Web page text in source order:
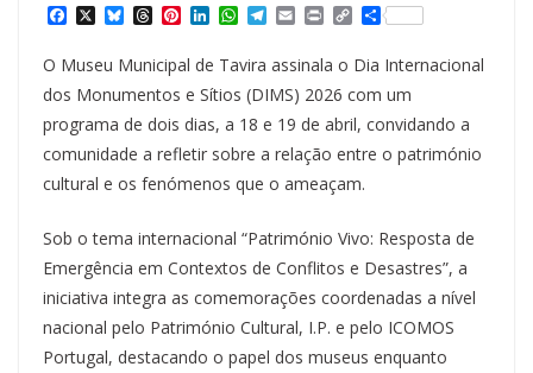
a
c
e
b
o
o
k
X B
u
e
s
k
y
T
h
r
e
a
d
s
P
n
t
e
r
e
s
t
L
n
k
e
d
I
n
W
h
t
s
A
p
p
T
e
e
g
r
a
m
E
m
a
i
l
P
n
t
C
o
p
y
L
i
n
k
S
h
a
r
e
O Museu Municipal de Tavira assinala o Dia Internacional
dos Monumentos e Sítios (DIMS) 2026 com um
programa de dois dias, a 18 e 19 de abril, convidando a
comunidade a refletir sobre a relação entre o património
cultural e os fenómenos que o ameaçam.
Sob o tema internacional “Património Vivo: Resposta de
Emergência em Contextos de Conflitos e Desastres”, a
iniciativa integra as comemorações coordenadas a nível
nacional pelo Património Cultural, I.P. e pelo ICOMOS
Portugal, destacando o papel dos museus enquanto